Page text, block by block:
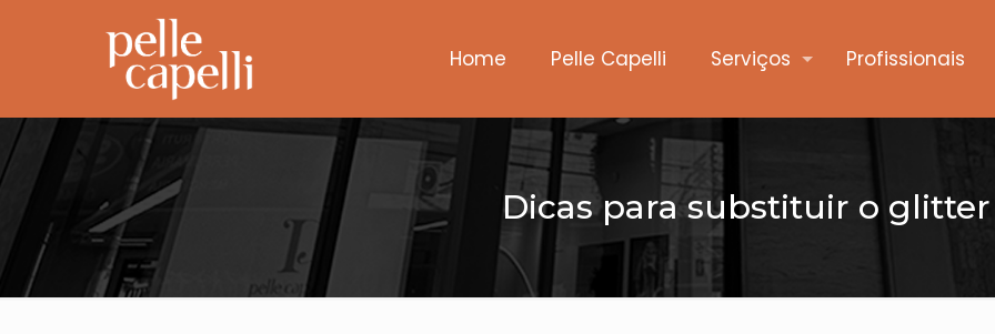
Home Pelle Capelli Serviços Profissionais
Dicas para substituir o glitter